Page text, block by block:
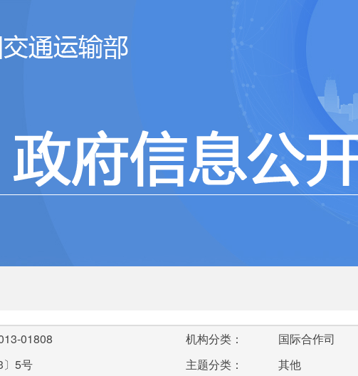
01808
〕5号
机构分类：
国际合作司
主题分类：
其他